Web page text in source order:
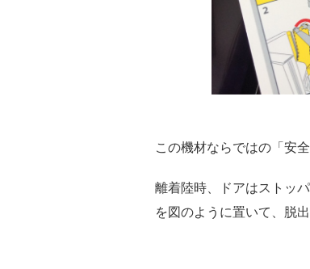
この機材ならではの「安
離着陸時、ドアはストッ
を図のように置いて、脱